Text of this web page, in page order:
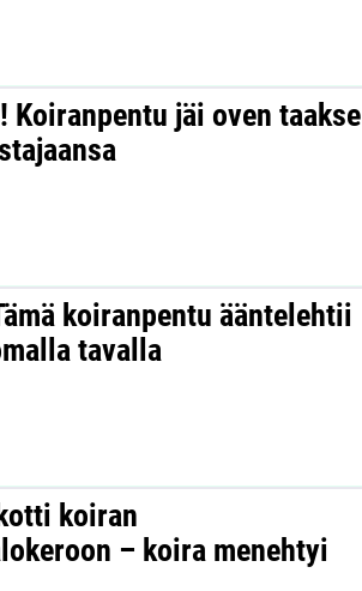
Koiranpentu jäi oven taakse
koiranpentu ääntelehtii
tavalla
koiran
– koira menehtyi